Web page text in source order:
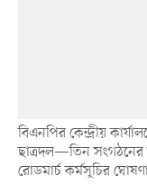
বিএনপির কেন্দ্রীয়
ছাত্রদল—তিন সংগঠনের
রোডমার্চ কর্মসূচির